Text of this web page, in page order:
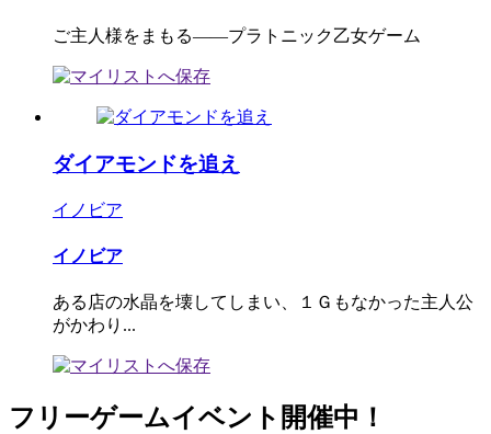
ご主人様をまもる――プラトニック乙女ゲーム
ダイアモンドを追え
イノビア
イノビア
ある店の水晶を壊してしまい、１Ｇもなかった主人公
がかわり...
フリーゲームイベント開催中！